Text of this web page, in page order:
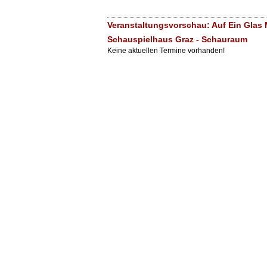
Veranstaltungsvorschau: Auf Ein Glas
Schauspielhaus Graz - Schauraum
Keine aktuellen Termine vorhanden!